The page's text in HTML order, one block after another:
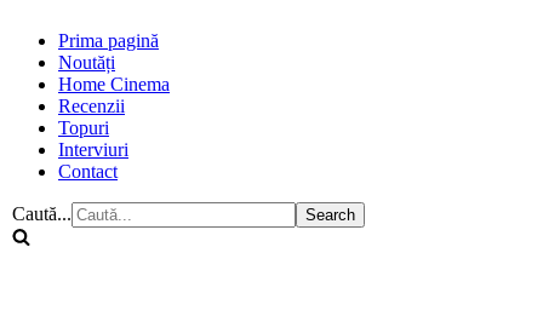
Prima pagină
Noutăți
Home Cinema
Recenzii
Topuri
Interviuri
Contact
Caută...